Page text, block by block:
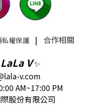
私權保護| 合作相關
V✨
v.com
AM~17:00 PM
股份有限公司